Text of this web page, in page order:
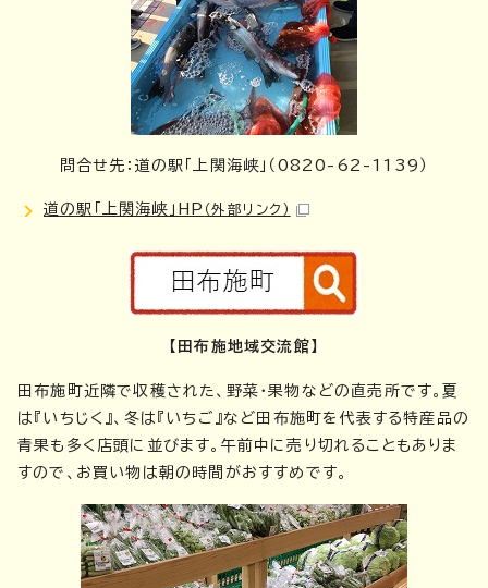
問合せ先：道の駅「上関海峡」（0820-62-1139）
道の駅「上関海峡」HP （外部リンク）
【田布施地域交流館】
田布施町近隣で収穫された、野菜・果物などの直売所です。夏
は『いちじく』、冬は『いちご』など田布施町を代表する特産品の
青果も多く店頭に並びます。午前中に売り切れることもありま
すので、お買い物は朝の時間がおすすめです。